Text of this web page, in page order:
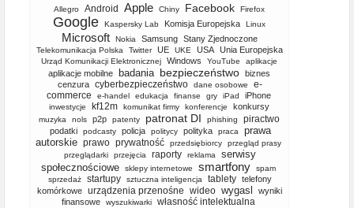
Allegro Android Apple Chiny Facebook Firefox
Google Kaspersky Lab Komisja Europejska Linux
Microsoft Nokia Samsung Stany Zjednoczone
Telekomunikacja Polska Twitter UE UKE USA Unia Europejska
Urząd Komunikacji Elektronicznej Windows YouTube aplikacje
aplikacje mobilne badania bezpieczeństwo biznes
cenzura cyberbezpieczeństwo dane osobowe
e-
commerce
e-handel edukacja finanse gry iPad iPhone
inwestycje kf12m komunikat firmy konferencje konkursy
muzyka nols p2p patenty patronat DI phishing piractwo
podatki podcasty policja politycy polityka praca
prawa
autorskie prawo prywatność przedsiębiorcy
przegląd prasy
przeglądarki
przejęcia raporty reklama
serwisy
społecznościowe
sklepy internetowe smartfony
spam
sprzedaż
startupy sztuczna inteligencja tablety telefony
komórkowe
urządzenia przenośne wideo wygasl
wyniki
finansowe
wyszukiwarki własność intelektualna